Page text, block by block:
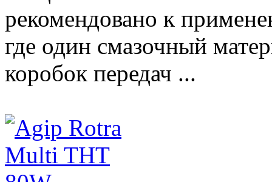
рекомендовано к
где один смазочный
коробок передач ...